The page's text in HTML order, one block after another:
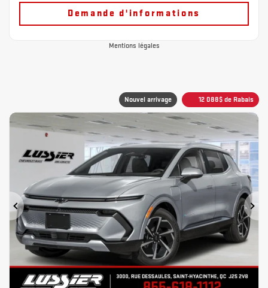
Demande d'informations
Mentions légales
Nouvel arrivage 12 088$ de Rabais
Précédent